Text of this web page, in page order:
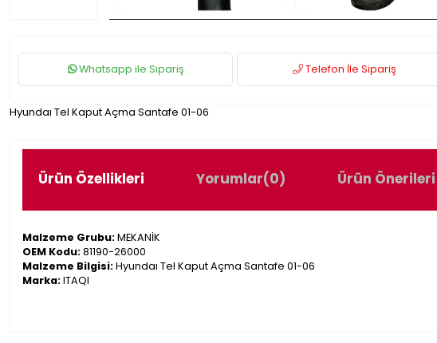
Whatsapp ile Sipariş Telefon İle Sipariş
Hyundaı Tel Kaput Açma Santafe 01-06
Ürün Özellikleri Yorumlar(0) Ürün Önerileri
Malzeme Grubu:MEKANİK
OEM Kodu:81190-26000
Malzeme Bilgisi:Hyundaı Tel Kaput Açma Santafe 01-06
Marka:ITAQI